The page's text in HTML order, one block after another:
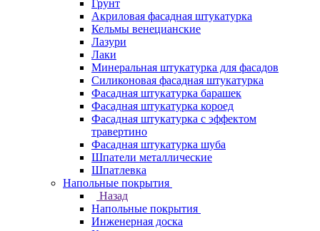
Грунт
Акриловая фасадная штукатурка
Кельмы венецианские
Лазури
Лаки
Минеральная штукатурка для фасадов
Силиконовая фасадная штукатурка
Фасадная штукатурка барашек
Фасадная штукатурка короед
Фасадная штукатурка с эффектом
травертино
Фасадная штукатурка шуба
Шпатели металлические
Шпатлевка
Напольные покрытия
Назад
Напольные покрытия
Инженерная доска